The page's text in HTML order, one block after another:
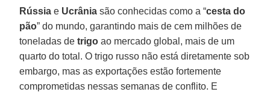
Rússia e Ucrânia são conhecidas como a “cesta do
pão” do mundo, garantindo mais de cem milhões de
toneladas detrigo ao mercado global, mais de um
quarto do total. O trigo russo não está diretamente sob
embargo, mas as exportações estão fortemente
comprometidas nessas semanas de conflito. E